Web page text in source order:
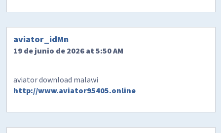
aviator_idMn
19 de junio de 2026 at 5:50 AM
aviator download malawi
http://www.aviator95405.online